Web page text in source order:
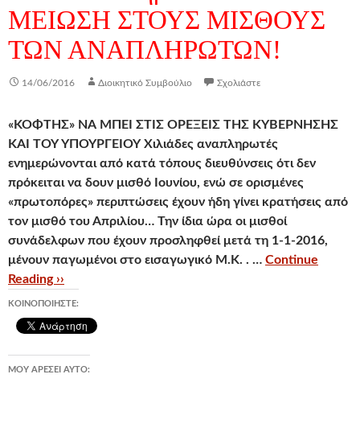
ΜΕΙΩΣΗ ΣΤΟΥΣ ΜΙΣΘΟΥΣ
ΤΩΝ ΑΝΑΠΛΗΡΩΤΩΝ!
14/06/2016 Διοικητικό Συμβούλιο Σχολιάστε
«ΚΟΦΤΗΣ» ΝΑ ΜΠΕΙ ΣΤΙΣ ΟΡΕΞΕΙΣ ΤΗΣ ΚΥΒΕΡΝΗΣΗΣ
ΚΑΙ ΤΟΥ ΥΠΟΥΡΓΕΙΟΥ Χιλιάδες αναπληρωτές
ενημερώνονται από κατά τόπους διευθύνσεις ότι δεν
πρόκειται να δουν μισθό Ιουνίου, ενώ σε ορισμένες
«πρωτοπόρες» περιπτώσεις έχουν ήδη γίνει κρατήσεις από
τον μισθό του Απριλίου… Την ίδια ώρα οι μισθοί
συνάδελφων που έχουν προσληφθεί μετά τη 1-1-2016,
μένουν παγωμένοι στο εισαγωγικό Μ.Κ. . … Continue
Reading ››
ΚΟΙΝΟΠΟΙΉΣΤΕ:
ΜΟΥ ΑΡΈΣΕΙ ΑΥΤΌ: